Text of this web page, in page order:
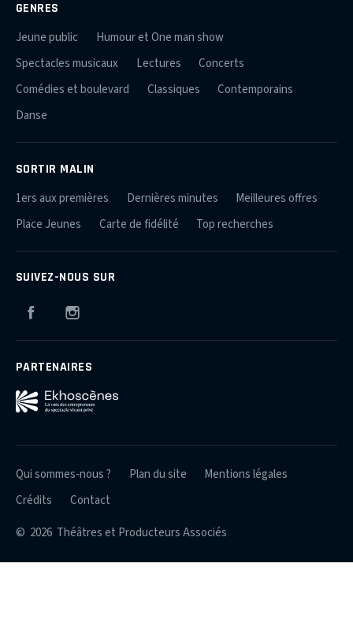
GENRES
Jeune public
Humour et One man show
Spectacles musicaux
Lectures
Concerts
Comédies et boulevard
Classiques
Contemporains
Danse
SORTIR MALIN
1ers aux premières Dernières minutes
Meilleures offres
Place Jeunes
Carte de fidélité Top recherches
SUIVEZ-NOUS SUR
Facebook
PARTENAIRES
© 2026 Théâtres et Producteurs Associés
Qui sommes-nous ? Plan du site
Mentions légales
Crédits
Contact